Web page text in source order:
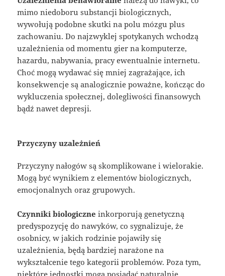
mimo niedoboru substancji biologicznych,
wywołują podobne skutki na polu mózgu plus
zachowaniu. Do najzwyklej spotykanych wchodzą
uzależnienia od momentu gier na komputerze,
hazardu, nabywania, pracy ewentualnie internetu.
Choć mogą wydawać się mniej zagrażające, ich
konsekwencje są analogicznie poważne, kończąc do
wykluczenia społecznej, dolegliwości finansowych
bądź nawet depresji.
Przyczyny uzależnień
Przyczyny nałogów są skomplikowane i wielorakie.
Mogą być wynikiem z elementów biologicznych,
emocjonalnych oraz grupowych.
Czynniki biologiczne inkorporują genetyczną
predyspozycję do nawyków, co sygnalizuje, że
osobnicy, w jakich rodzinie pojawiły się
uzależnienia, będą bardziej narażone na
wykształcenie tego kategorii problemów. Poza tym,
niektóre jednostki mogą posiadać naturalnie